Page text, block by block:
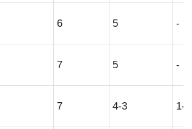
6 5 -
7 5 -
7 4-3 1-2